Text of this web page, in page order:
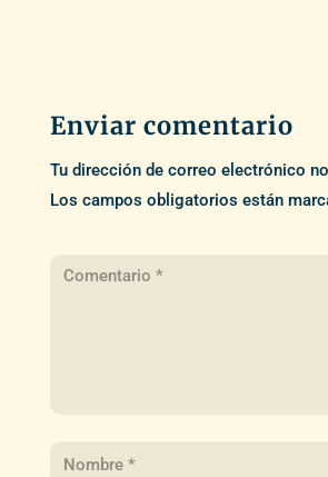
Enviar comentario
Tu dirección de correo electrónico
Los campos obligatorios están